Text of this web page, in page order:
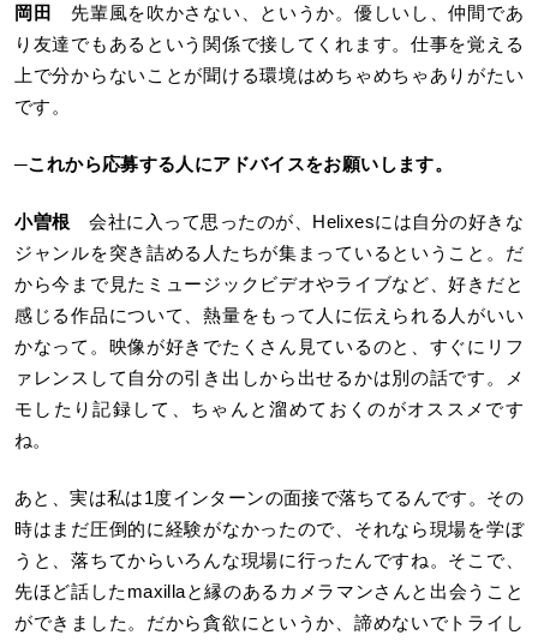
岡田
先輩風を吹かさない、というか。優しいし、仲間であ
り友達でもあるという関係で接してくれます。仕事を覚える
上で分からないことが聞ける環境はめちゃめちゃありがたい
です。
─これから応募する人にアドバイスをお願いします。
小曽根会社に入って思ったのが、Helixesには自分の好きな
ジャンルを突き詰める人たちが集まっているということ。だ
から今まで見たミュージックビデオやライブなど、好きだと
感じる作品について、熱量をもって人に伝えられる人がいい
かなって。映像が好きでたくさん見ているのと、すぐにリフ
ァレンスして自分の引き出しから出せるかは別の話です。メ
モしたり記録して、ちゃんと溜めておくのがオススメです
ね。
あと、実は私は1度インターンの面接で落ちてるんです。その
時はまだ圧倒的に経験がなかったので、それなら現場を学ぼ
うと、落ちてからいろんな現場に行ったんですね。そこで、
先ほど話したmaxillaと縁のあるカメラマンさんと出会うこと
ができました。だから貪欲にというか、諦めないでトライし